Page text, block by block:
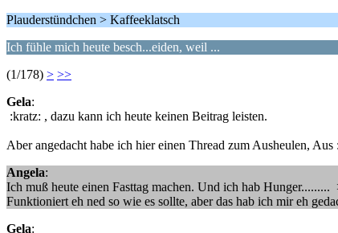
Plauderstündchen > Kaffeeklatsch
Ich fühle mich heute besch...eiden, weil ...
(1/178) > >>
Gela:
:kratz: , dazu kann ich heute keinen Beitrag leisten.
Aber angedacht habe ich hier einen Thread zum Ausheulen,
Angela:
Ich muß heute einen Fasttag machen. Und ich hab Hunger.........
Funktioniert eh ned so wie es sollte, aber das hab ich mir eh
Gela: